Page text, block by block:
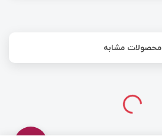
محصولات مشابه